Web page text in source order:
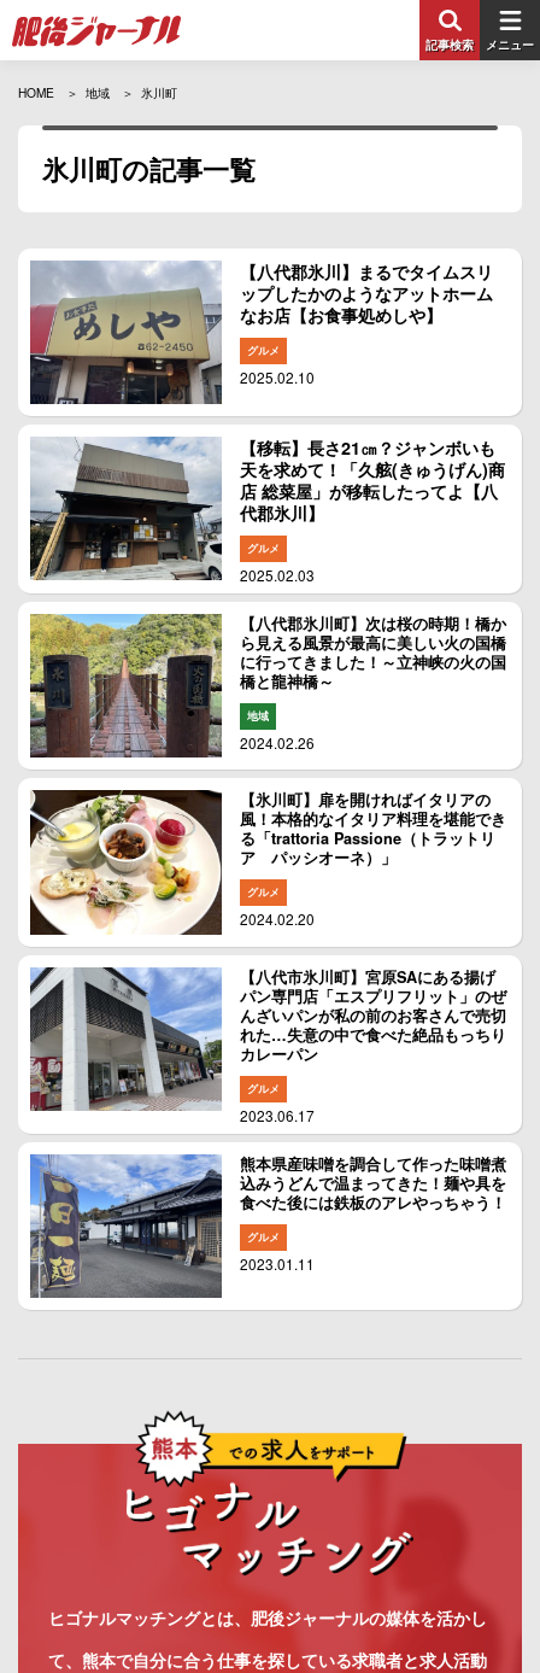
記事検索 メニュー
HOME 地域 氷川町
氷川町の記事一覧
【八代郡氷川】まるでタイムスリ
ップしたかのようなアットホーム
なお店【お食事処めしや】
グルメ
2025.02.10
【移転】長さ21㎝？ジャンボいも
天を求めて！「久舷(きゅうげん)商
店 総菜屋」が移転したってよ【八
代郡氷川】
グルメ
2025.02.03
【八代郡氷川町】次は桜の時期！橋か
ら見える風景が最高に美しい火の国橋
に行ってきました！～立神峡の火の国
橋と龍神橋～
地域
2024.02.26
【氷川町】扉を開ければイタリアの
風！本格的なイタリア料理を堪能でき
る「trattoria Passione（トラットリ
ア パッシオーネ）」
グルメ
2024.02.20
【八代市氷川町】宮原SAにある揚げ
パン専門店「エスプリフリット」のぜ
んざいパンが私の前のお客さんで売切
れた…失意の中で食べた絶品もっちり
カレーパン
グルメ
2023.06.17
熊本県産味噌を調合して作った味噌煮
込みうどんで温まってきた！麺や具を
食べた後には鉄板のアレやっちゃう！
グルメ
2023.01.11
ヒゴナルマッチングとは、肥後ジャーナルの媒体を活かし
て、熊本で自分に合う仕事を探している求職者と求人活動